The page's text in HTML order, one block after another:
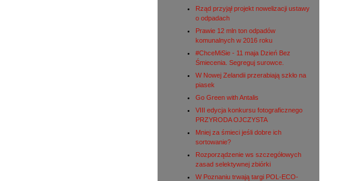
Rząd przyjął projekt nowelizacji ustawy
o odpadach
Prawie 12 mln ton odpadów
komunalnych w 2016 roku
#ChceMiSie - 11 maja Dzień Bez
Śmiecenia. Segreguj surowce.
W Nowej Zelandii przerabiają szkło na
piasek
Go Green with Antalis
VIII edycja konkursu fotograficznego
PRZYRODA OJCZYSTA
Mniej za śmieci jeśli dobre ich
sortowanie?
Rozporządzenie ws szczegółowych
zasad selektywnej zbiórki
W Poznaniu trwają targi POL-ECO-